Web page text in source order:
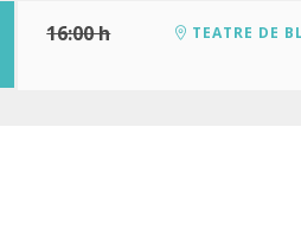
16:00 h TEATRE DE